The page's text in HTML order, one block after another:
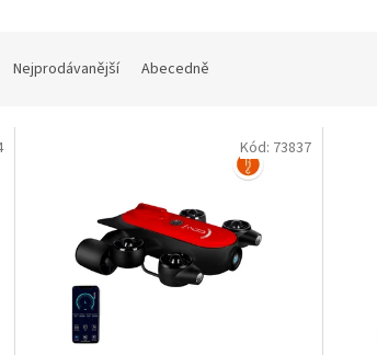
Nejprodávanější Abecedně
Kód: 73837